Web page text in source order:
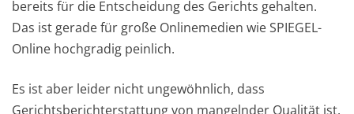
bereits für die Entscheidung des Gerichts gehalten.
Das ist gerade für große Onlinemedien wie SPIEGEL-
Online hochgradig peinlich.
Es ist aber leider nicht ungewöhnlich, dass
Gerichtsberichterstattung von mangelnder Qualität ist.